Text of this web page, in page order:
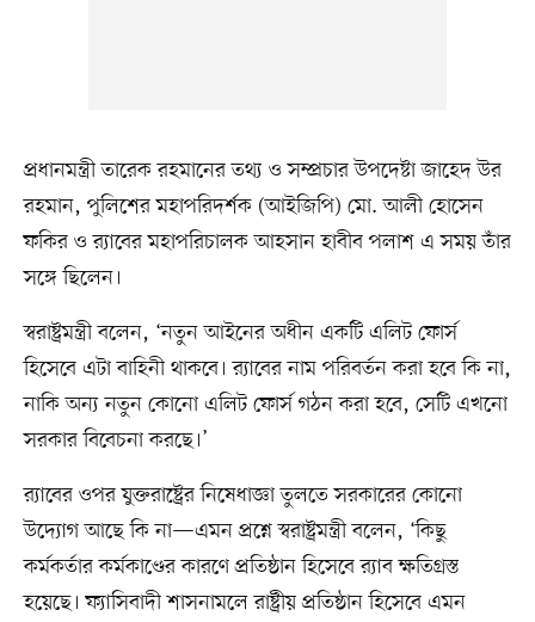
প্রধানমন্ত্রী তারেক রহমানের তথ্য ও সম্প্রচার উপদেষ্টা জাহেদ উর
রহমান, পুলিশের মহাপরিদর্শক (আইজিপি) মো. আলী হোসেন
ফকির ও র‍্যাবের মহাপরিচালক আহসান হাবীব পলাশ এ সময় তাঁর
সঙ্গে ছিলেন।
স্বরাষ্ট্রমন্ত্রী বলেন, ‘নতুন আইনের অধীন একটি এলিট ফোর্স
হিসেবে এটা বাহিনী থাকবে। র‍্যাবের নাম পরিবর্তন করা হবে কি না,
নাকি অন্য নতুন কোনো এলিট ফোর্স গঠন করা হবে, সেটি এখনো
সরকার বিবেচনা করছে।’
র‍্যাবের ওপর যুক্তরাষ্ট্রের নিষেধাজ্ঞা তুলতে সরকারের কোনো
উদ্যোগ আছে কি না—এমন প্রশ্নে স্বরাষ্ট্রমন্ত্রী বলেন, ‘কিছু
কর্মকর্তার কর্মকাণ্ডের কারণে প্রতিষ্ঠান হিসেবে র‍্যাব ক্ষতিগ্রস্ত
হয়েছে। ফ্যাসিবাদী শাসনামলে রাষ্ট্রীয় প্রতিষ্ঠান হিসেবে এমন